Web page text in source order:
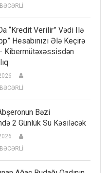
“kredit Verilir” Vədi Ilə
Hesabınızı Ələ Keçirə
Kibermütəxəssisdən
Bəzi
2 Günlük Su Kəsiləcək